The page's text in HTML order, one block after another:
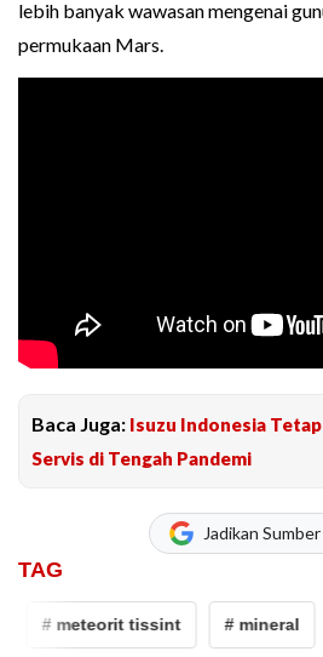
lebih banyak wawasan mengenai
permukaan Mars.
Baca Juga: Isuzu Indonesia
Servis di Tengah Pandemi
Jadikan
TAG
# meteorit tissint # mineral